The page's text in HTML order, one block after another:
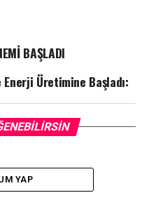
BAŞLADI
Enerji Üretimine Başladı:
YAP